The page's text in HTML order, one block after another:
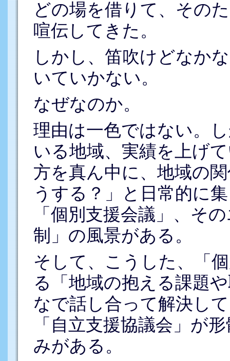
どの場を借りて、その
喧伝してきた。
しかし、笛吹けどなか
いていかない。
なぜなのか。
理由は一色ではない。
いる地域、実績を上げ
方を真ん中に、地域の
うする？」と日常的に
「個別支援会議」、そ
制」の風景がある。
そして、こうした、「
る「地域の抱える課題
なで話し合って解決し
「自立支援協議会」が
みがある。